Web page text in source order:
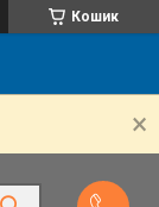
Кошик